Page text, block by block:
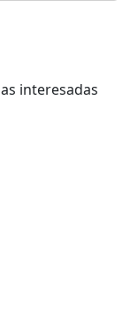
interesadas